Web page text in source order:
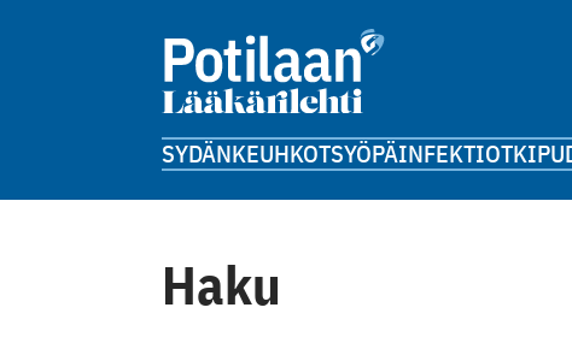
SYDÄNKEUHKOTSYÖPÄINFEKTIOTKIPU
Haku